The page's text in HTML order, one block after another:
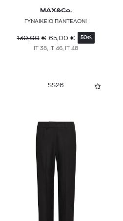
MAX&Co.
ΓΥΝΑΙΚΕΙΟ ΠΑΝΤΕΛΟΝΙ
130,00 € 65,00 € 50%
IT 38, IT 46, IT 48
SS26